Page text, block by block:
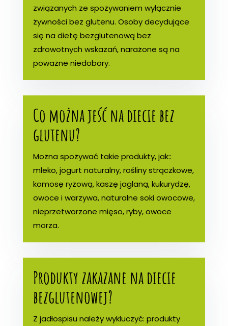
związanych ze spożywaniem wyłącznie
żywności bez glutenu. Osoby decydujące
się na dietę bezglutenową bez
zdrowotnych wskazań, narażone są na
poważne niedobory.
Co można jeść na diecie bez
glutenu?
Można spożywać takie produkty, jak::
mleko, jogurt naturalny, rośliny strączkowe,
komosę ryżową, kaszę jaglaną, kukurydzę,
owoce i warzywa, naturalne soki owocowe,
nieprzetworzone mięso, ryby, owoce
morza.
Produkty zakazane na diecie
bezglutenowej?
Z jadłospisu należy wykluczyć: produkty